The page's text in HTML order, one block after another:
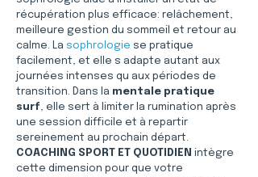
récupération plus efficace: relâchement,
meilleure gestion du sommeil et retour au
calme. La sophrologie se pratique
facilement, et elle s adapte autant aux
journées intenses qu aux périodes de
transition. Dans la mentale pratique
surf, elle sert à limiter la rumination après
une session difficile et à repartir
sereinement au prochain départ.
COACHING SPORT ET QUOTIDIEN intègre
cette dimension pour que votre